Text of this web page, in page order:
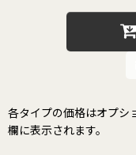
各タイプの価格はオプシ
欄に表示されます。